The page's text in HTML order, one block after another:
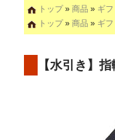
トップ» 商品 » ギ
トップ» 商品 » ギ
【水引き】